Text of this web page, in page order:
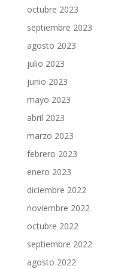
octubre 2023
septiembre 2023
agosto 2023
julio 2023
junio 2023
mayo 2023
abril 2023
marzo 2023
febrero 2023
enero 2023
diciembre 2022
noviembre 2022
octubre 2022
septiembre 2022
agosto 2022